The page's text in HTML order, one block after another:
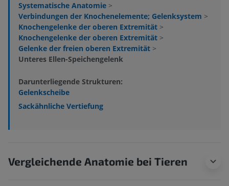
Systematische Anatomie >
Verbindungen der Knochenelemente; Gelenksystem >
Knochengelenke der oberen Extremität >
Knochengelenke der oberen Extremität >
Gelenke der freien oberen Extremität >
Unteres Ellen-Speichengelenk
Darunterliegende Strukturen:
Gelenkscheibe
Sackähnliche Vertiefung
Vergleichende Anatomie bei Tieren